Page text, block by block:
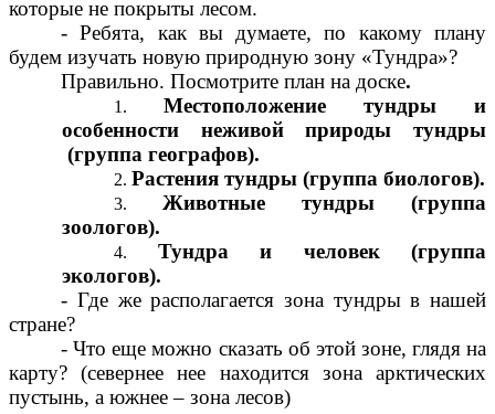
которые не покрыты лесом.
- Ребята, как вы думаете, по какому плану
будем изучать новую природную зону «Тундра»?
Правильно. Посмотрите план на доске.
Местоположение тундры и
особенности неживой природы тундры
(группа географов).
Растения тундры (группа биологов).
Животные тундры (группа
зоологов).
Тундра и человек (группа
экологов).
- Где же располагается зона тундры в нашей
стране?
- Что еще можно сказать об этой зоне, глядя на
карту? (севернее нее находится зона арктических
пустынь, а южнее – зона лесов)